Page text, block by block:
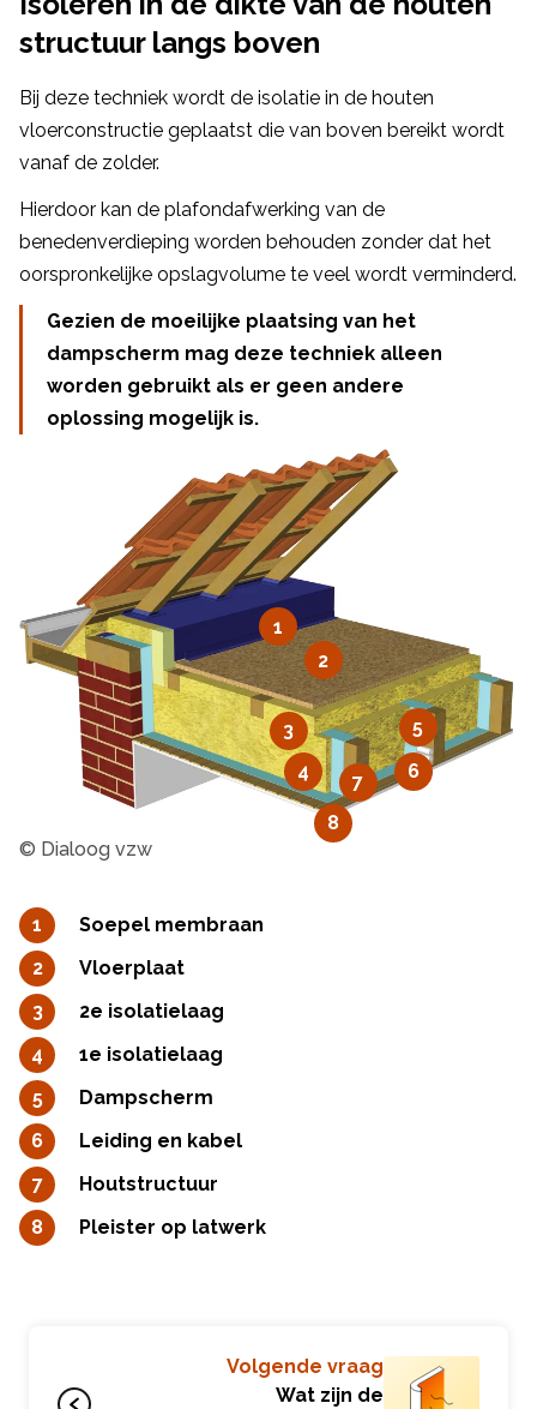
structuur langs boven
Bij deze techniek wordt de isolatie in de houten
vloerconstructie geplaatst die van boven bereikt wordt
vanaf de zolder.
Hierdoor kan de plafondafwerking van de
benedenverdieping worden behouden zonder dat het
oorspronkelijke opslagvolume te veel wordt verminderd.
Gezien de moeilijke plaatsing van het
dampscherm mag deze techniek alleen
worden gebruikt als er geen andere
oplossing mogelijk is.
1
2
3
4
5
6
7
8
© Dialoog vzw
Soepel membraan
Vloerplaat
2e isolatielaag
1e isolatielaag
Dampscherm
Leiding en kabel
Houtstructuur
Pleister op latwerk
Volgende vraag
Wat zijn de